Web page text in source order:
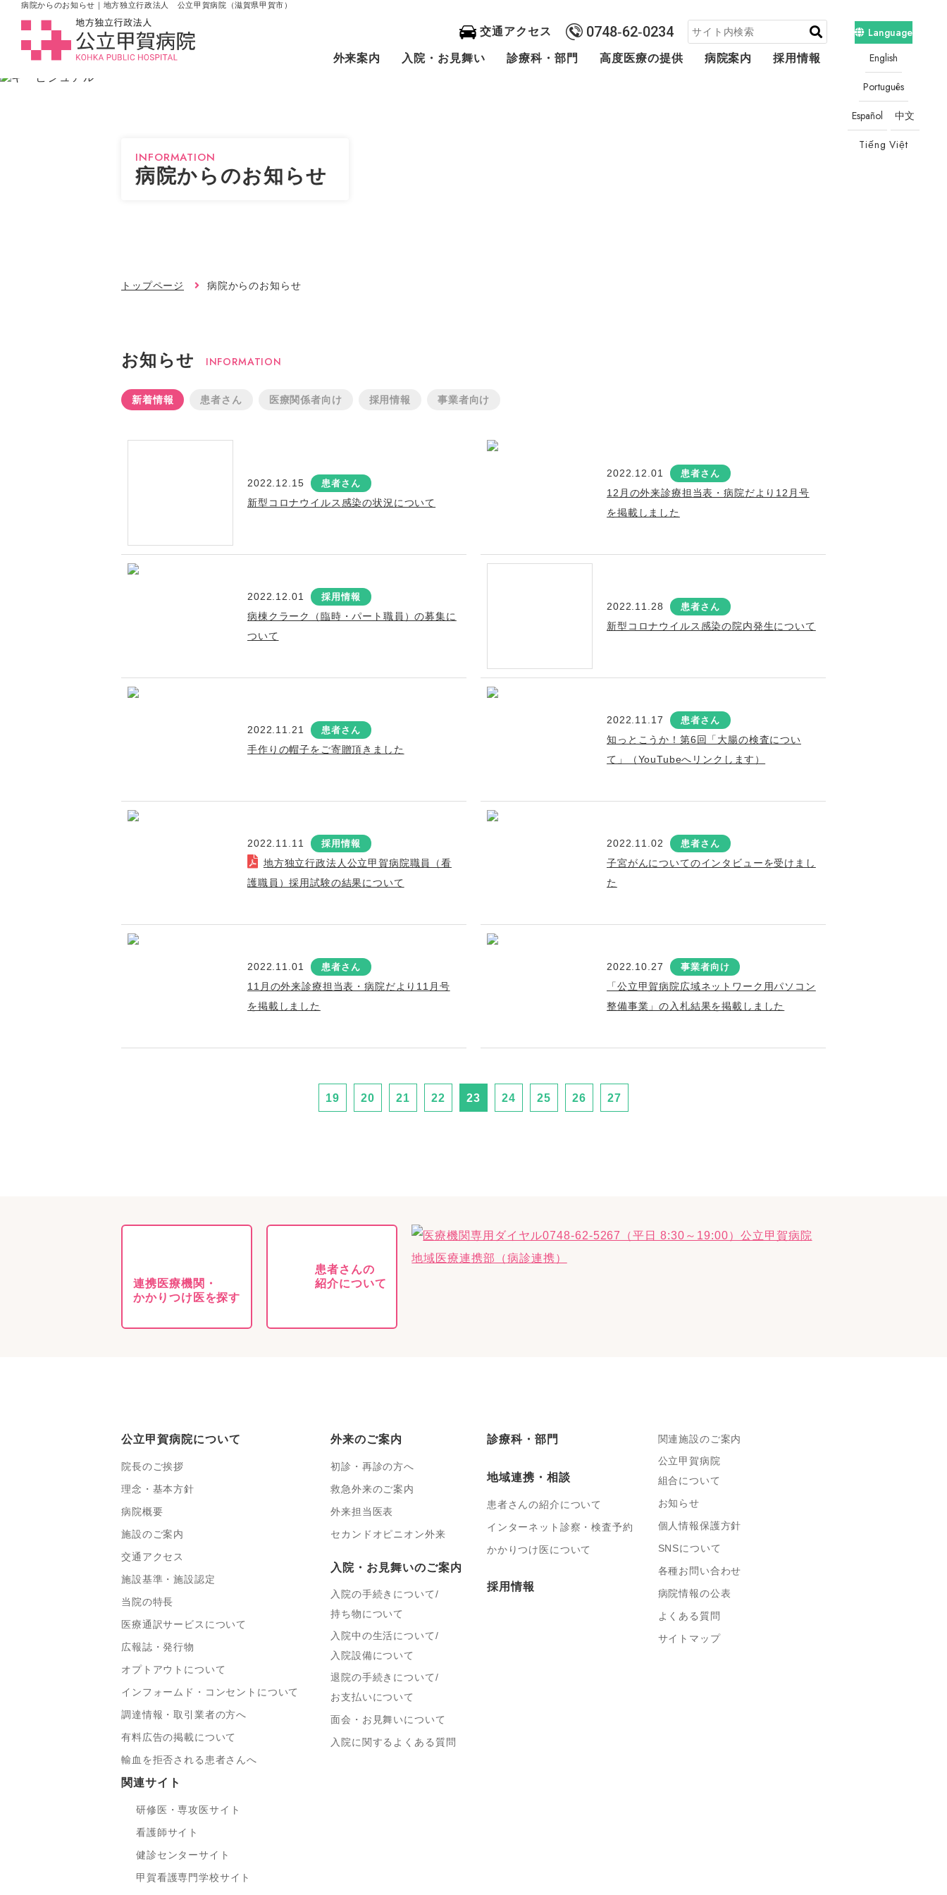
病院からのお知らせ｜地方独立行政法人 公立甲賀病院（滋賀県甲賀市）
交通アクセス 0748‐62‐0234
Language
English
Português
Español 中文
Tiếng Việt
外来案内 入院・お見舞い 診療科・部門 高度医療の提供 病院案内 採用情報 地域連携・相談
INFORMATION
病院からのお知らせ
トップページ 病院からのお知らせ
お知らせ INFORMATION
新着情報 患者さん 医療関係者向け 採用情報 事業者向け
2022.12.15 患者さん
新型コロナウイルス感染の状況について
2022.12.01 患者さん
12月の外来診療担当表・病院だより12月号
を掲載しました
2022.12.01 採用情報
病棟クラーク（臨時・パート職員）の募集に
ついて
2022.11.28 患者さん
新型コロナウイルス感染の院内発生について
2022.11.21 患者さん
手作りの帽子をご寄贈頂きました
2022.11.17 患者さん
知っとこうか！第6回「大腸の検査につい
て」（YouTubeへリンクします）
2022.11.11 採用情報
地方独立行政法人公立甲賀病院職員（看
護職員）採用試験の結果について
2022.11.02 患者さん
子宮がんについてのインタビューを受けまし
た
2022.11.01 患者さん
11月の外来診療担当表・病院だより11月号
を掲載しました
2022.10.27 事業者向け
「公立甲賀病院広域ネットワーク用パソコン
整備事業」の入札結果を掲載しました
19 20 21 22 23 24 25 26 27
連携医療機関・
かかりつけ医を探す
患者さんの
紹介について
公立甲賀病院について
院長のご挨拶
理念・基本方針
病院概要
施設のご案内
交通アクセス
施設基準・施設認定
当院の特長
医療通訳サービスについて
広報誌・発行物
オプトアウトについて
インフォームド・コンセントについて
調達情報・取引業者の方へ
有料広告の掲載について
輸血を拒否される患者さんへ
外来のご案内
初診・再診の方へ
救急外来のご案内
外来担当医表
セカンドオピニオン外来
入院・お見舞いのご案内
入院の手続きについて/
持ち物について
入院中の生活について/
入院設備について
退院の手続きについて/
お支払いについて
面会・お見舞いについて
入院に関するよくある質問
診療科・部門
地域連携・相談
患者さんの紹介について
インターネット診察・検査予約
かかりつけ医について
採用情報
関連施設のご案内
公立甲賀病院
組合について
お知らせ
個人情報保護方針
SNSについて
各種お問い合わせ
病院情報の公表
よくある質問
サイトマップ
関連サイト
研修医・専攻医サイト
看護師サイト
健診センターサイト
甲賀看護専門学校サイト